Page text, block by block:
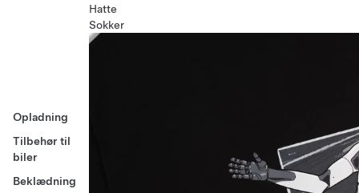
Opladning
Tilbehør til
biler
Beklædning
Hatte
Sokker